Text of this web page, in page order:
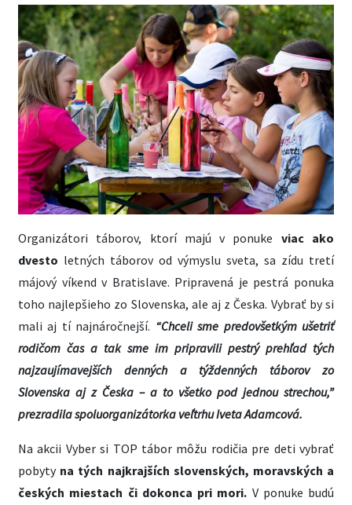
Organizátori táborov, ktorí majú v ponuke viac ako
dvesto letných táborov od výmyslu sveta, sa zídu tretí
májový víkend v Bratislave. Pripravená je pestrá ponuka
toho najlepšieho zo Slovenska, ale aj z Česka. Vybrať by si
mali aj tí najnáročnejší. “Chceli sme predovšetkým ušetriť
rodičom čas a tak sme im pripravili pestrý prehľad tých
najzaujímavejších denných a týždenných táborov zo
Slovenska aj z Česka – a to všetko pod jednou strechou,”
prezradila spoluorganizátorka veľtrhu Iveta Adamcová.
Na akcii Vyber si TOP tábor môžu rodičia pre deti vybrať
pobyty na tých najkrajších slovenských, moravských a
českých miestach či dokonca pri mori. V ponuke budú